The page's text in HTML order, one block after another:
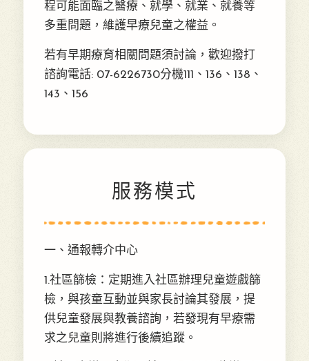
程可能面臨之醫療、就學、就業、就養等
多重問題，維護早療兒童之權益。
若有早期療育相關問題須討論，歡迎撥打
諮詢電話: 07-6226730分機111、136、138、
143、156
服務模式
一、通報轉介中心
1.社區篩檢：定期進入社區辦理兒童遊戲篩
檢，與孩童互動並與家長討論其發展，提
供兒童發展與教養諮詢，若發現有早療需
求之兒童則將進行後續追蹤。